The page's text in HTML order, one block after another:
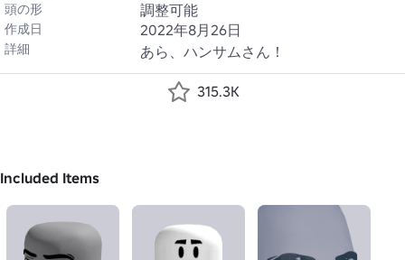
頭の形 調整可能
作成日 2022年8月26日
詳細 あら、ハンサムさん！
315.3K
Included Items